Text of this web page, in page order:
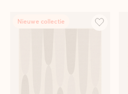
Nieuwe collectie